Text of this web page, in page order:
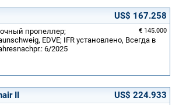
US$ 167.258
€ 145.000
пропеллер;
EDVE; IFR установлено, Всегда в
6/2025
II US$ 224.933